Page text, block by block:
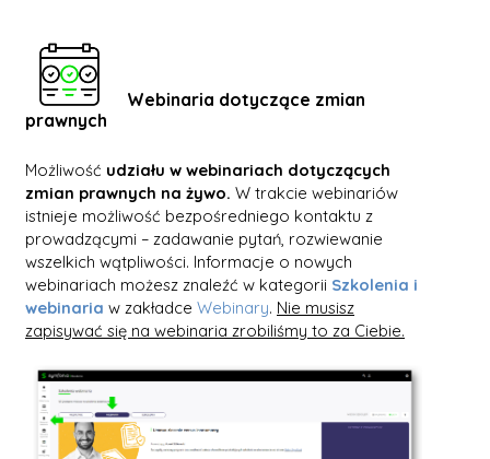
Webinaria dotyczące zmian
prawnych
Możliwość udziału w webinariach dotyczących
zmian prawnych na żywo. W trakcie webinariów
istnieje możliwość bezpośredniego kontaktu z
prowadzącymi – zadawanie pytań, rozwiewanie
wszelkich wątpliwości. Informacje o nowych
webinariach możesz znaleźć w kategorii Szkolenia i
webinaria w zakładce Webinary. Nie musisz
zapisywać się na webinaria zrobiliśmy to za Ciebie.